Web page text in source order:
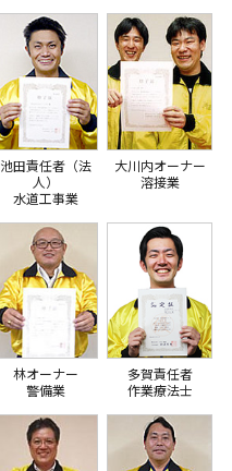
池田責任者（法
人）
水道工事業
大川内オーナー
溶接業
林オーナー
警備業
多賀責任者
作業療法士